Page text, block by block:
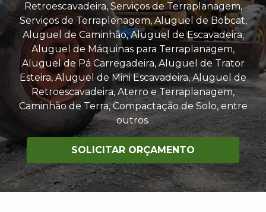
Retroescavadeira, Serviços de Terraplanagem,
Serviços de Terraplenagem, Aluguel de Bobcat,
Aluguel de Caminhão, Aluguel de Escavadeira,
Aluguel de Máquinas para Terraplanagem,
Aluguel de Pá Carregadeira, Aluguel de Trator
Esteira, Aluguel de Mini Escavadeira, Aluguel de
Retroescavadeira, Aterro e Terraplanagem,
Caminhão de Terra, Compactação de Solo, entre
outros.
SOLICITAR ORÇAMENTO